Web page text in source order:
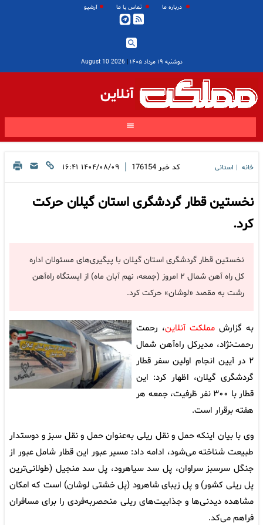
درباره ما تماس با ما آرشیو
دوشنبه ۱۹ مرداد ۱۴۰۵ |
2026 August 10
آنلاین
خانه استانی کد خبر 176154
| ۱۴۰۴/۰۸/۰۹ ۱۶:۴۱
نخستین قطار گردشگری استان گیلان حرکت
کرد.
نخستین قطار گردشگری استان گیلان با پیگیری‌های مسئولان اداره
کل راه‌ آهن شمال ۲ امروز (جمعه، نهم آبان‌ ماه) از ایستگاه راه‌آهن
رشت به مقصد «لوشان» حرکت کرد.
به گزارش مملکت آنلاین، رحمت
رحمت‌نژاد، مدیرکل راه‌آهن شمال
۲ در آیین انجام اولین سفر قطار
گردشگری گیلان، اظهار کرد: این
قطار با ۳۰۰ نفر ظرفیت، جمعه هر
هفته برقرار است.
وی با بیان اینکه حمل و نقل ریلی به‌عنوان حمل و نقل سبز و دوستدار
طبیعت شناخته می‌شود، ادامه داد: مسیر عبور این قطار شامل عبور از
جنگل سرسبز سراوان، پل سد سیاهرود، پل سد منجیل (طولانی‌ترین
پل ریلی کشور) و پل زیبای شاهرود (پل خشتی لوشان) است که امکان
مشاهده دیدنی‌ها و جذابیت‌های ریلی منحصربه‌فردی را برای مسافران
فراهم می‌کد.